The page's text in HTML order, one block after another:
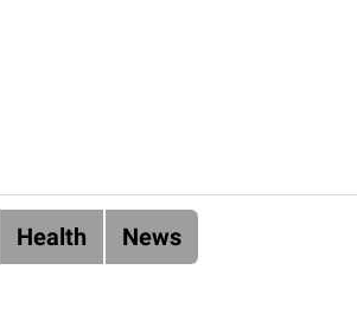
Health News